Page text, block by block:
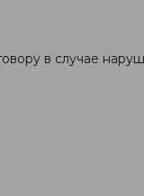
в случае